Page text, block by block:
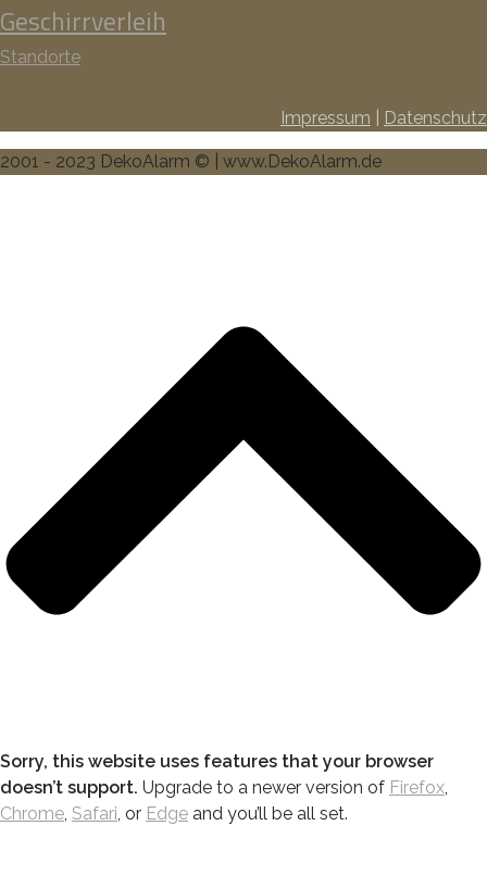
Geschirrverleih
Standorte
Impressum Datenschutz
2001 - 2023 DekoAlarm © | www.DekoAlarm.de
Sorry, this website uses features that your browser
doesn’t support. Upgrade to a newer version of Firefox,
Chrome, Safari, or Edge and you’ll be all set.